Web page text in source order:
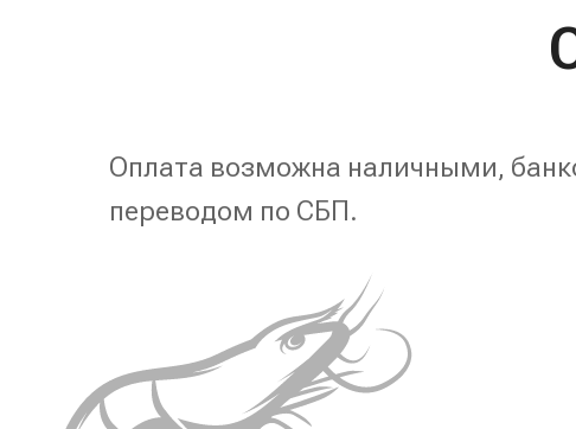
Оплата возможна наличными,
переводом по СБП.